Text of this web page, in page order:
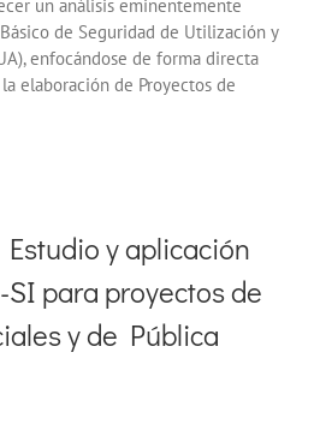
un análisis eminentemente
de Seguridad de Utilización y
enfocándose de forma directa
elaboración de Proyectos de
y aplicación
para proyectos de
y de Pública